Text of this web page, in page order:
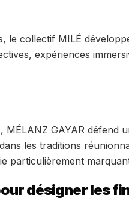
le collectif MILÉ
expériences
MÉLANZ GAYAR défend
les traditions
particulièrement
désigner les